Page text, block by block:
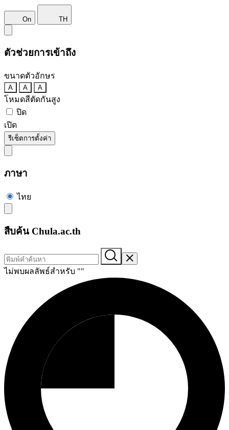
On TH
ตัวช่วยการเข้าถึง
ขนาดตัวอักษร
A A A
โหมดสีตัดกันสูง
ปิด
เปิด
รีเซ็ตการตั้งค่า
ภาษา
ไทย
สืบค้น Chula.ac.th
ไม่พบผลลัพธ์สำหรับ ""